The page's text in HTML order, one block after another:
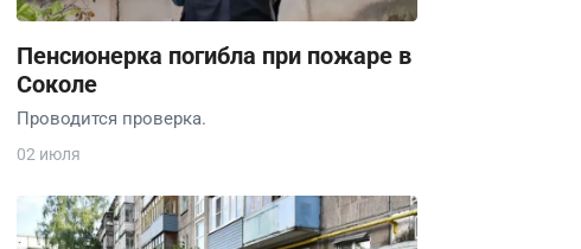
Пенсионерка погибла при пожаре в
Соколе
Проводится проверка.
02 июля